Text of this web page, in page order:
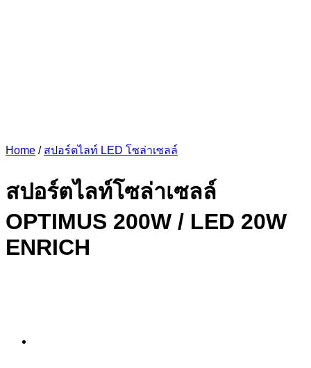
Home / สปอร์ตไลท์ LED โซล่าเซลล์
สปอร์ตไลท์โซล่าเซลล์
OPTIMUS 200W / LED 20W
ENRICH